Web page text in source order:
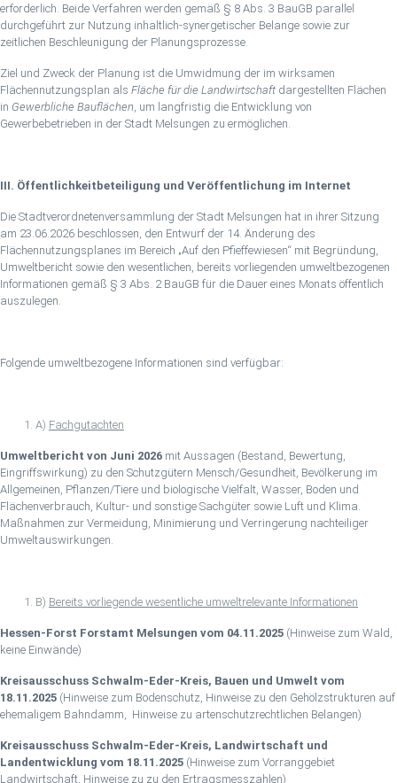
erforderlich. Beide Verfahren werden gemäß § 8 Abs. 3 BauGB parallel
durchgeführt zur Nutzung inhaltlich-synergetischer Belange sowie zur
zeitlichen Beschleunigung der Planungsprozesse.
Ziel und Zweck der Planung ist die Umwidmung der im wirksamen
Flächennutzungsplan als Fläche für die Landwirtschaft dargestellten Flächen
in Gewerbliche Bauflächen, um langfristig die Entwicklung von
Gewerbebetrieben in der Stadt Melsungen zu ermöglichen.
III. Öffentlichkeitbeteiligung und Veröffentlichung im Internet
Die Stadtverordnetenversammlung der Stadt Melsungen hat in ihrer Sitzung
am 23.06.2026 beschlossen, den Entwurf der 14. Änderung des
Flächennutzungsplanes im Bereich „Auf den Pfieffewiesen“ mit Begründung,
Umweltbericht sowie den wesentlichen, bereits vorliegenden umweltbezogenen
Informationen gemäß § 3 Abs. 2 BauGB für die Dauer eines Monats öffentlich
auszulegen.
Folgende umweltbezogene Informationen sind verfügbar:
A) Fachgutachten
Umweltbericht von Juni 2026 mit Aussagen (Bestand, Bewertung,
Eingriffswirkung) zu den Schutzgütern Mensch/Gesundheit, Bevölkerung im
Allgemeinen, Pflanzen/Tiere und biologische Vielfalt, Wasser, Boden und
Flächenverbrauch, Kultur- und sonstige Sachgüter sowie Luft und Klima.
Maßnahmen zur Vermeidung, Minimierung und Verringerung nachteiliger
Umweltauswirkungen.
B) Bereits vorliegende wesentliche umweltrelevante Informationen
Hessen-Forst Forstamt Melsungen vom 04.11.2025 (Hinweise zum Wald,
keine Einwände)
Kreisausschuss Schwalm-Eder-Kreis, Bauen und Umwelt vom
18.11.2025 (Hinweise zum Bodenschutz, Hinweise zu den Gehölzstrukturen auf
ehemaligem Bahndamm, Hinweise zu artenschutzrechtlichen Belangen)
Kreisausschuss Schwalm-Eder-Kreis, Landwirtschaft und
Landentwicklung vom 18.11.2025 (Hinweise zum Vorranggebiet
Landwirtschaft, Hinweise zu zu den Ertragsmesszahlen)